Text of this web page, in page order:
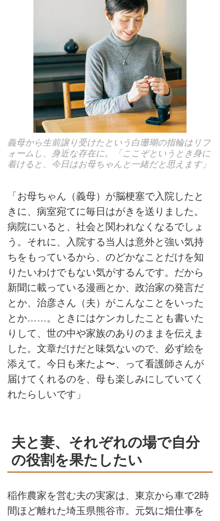
義母から生前譲り受けたという白珊瑚の指輪はリフ
ォームし、身近な存在に。「ここぞというとき身に
着けると、今日はお母ちゃんと一緒だと思えます」
「お母ちゃん（義母）が脳梗塞で入院したと
きに、病室宛てに毎日はがきを送りました。
病院にいると、社会と関われなくなるでしょ
う。それに、入院する当人は意外と強い気持
ちをもっているから、のどかなことだけを知
りたいわけでもない気がするんです。だから
新聞に載っている漫画とか、政治家の発言だ
とか、治彦さん（夫）がこんなことをいった
とか……。ときにはケンカしたことも書いた
りして、世の中や家族のありのままを伝えま
した。文章だけだと味気ないので、必ず絵を
添えて。今日も来たよ〜、って看護師さんが
届けてくれるのを、母も楽しみにしていてく
れたらしいです」
夫と妻、それぞれの場で自分
の役割を果たしたい
稲作農家を営む夫の実家は、東京から車で2時
間ほど離れた埼玉県熊谷市。元気に畑仕事を